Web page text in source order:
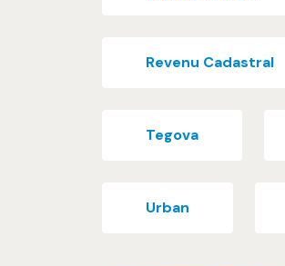
Revenu Cadastral
Tegova
Urban